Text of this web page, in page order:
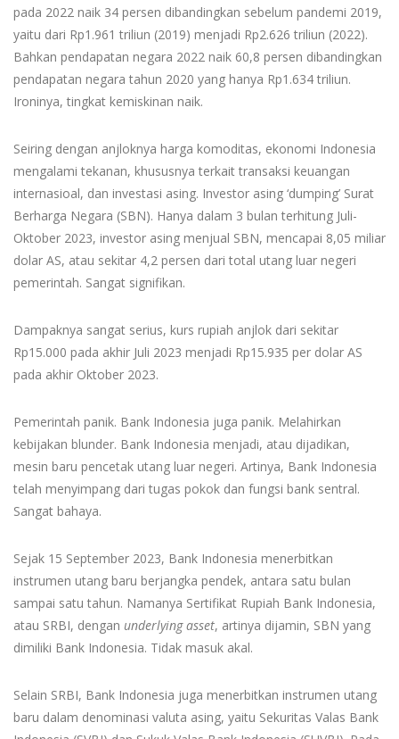
pada 2022 naik 34 persen dibandingkan sebelum pandemi 2019,
yaitu dari Rp1.961 triliun (2019) menjadi Rp2.626 triliun (2022).
Bahkan pendapatan negara 2022 naik 60,8 persen dibandingkan
pendapatan negara tahun 2020 yang hanya Rp1.634 triliun.
Ironinya, tingkat kemiskinan naik.
Seiring dengan anjloknya harga komoditas, ekonomi Indonesia
mengalami tekanan, khususnya terkait transaksi keuangan
internasioal, dan investasi asing. Investor asing ‘dumping’ Surat
Berharga Negara (SBN). Hanya dalam 3 bulan terhitung Juli-
Oktober 2023, investor asing menjual SBN, mencapai 8,05 miliar
dolar AS, atau sekitar 4,2 persen dari total utang luar negeri
pemerintah. Sangat signifikan.
Dampaknya sangat serius, kurs rupiah anjlok dari sekitar
Rp15.000 pada akhir Juli 2023 menjadi Rp15.935 per dolar AS
pada akhir Oktober 2023.
Pemerintah panik. Bank Indonesia juga panik. Melahirkan
kebijakan blunder. Bank Indonesia menjadi, atau dijadikan,
mesin baru pencetak utang luar negeri. Artinya, Bank Indonesia
telah menyimpang dari tugas pokok dan fungsi bank sentral.
Sangat bahaya.
Sejak 15 September 2023, Bank Indonesia menerbitkan
instrumen utang baru berjangka pendek, antara satu bulan
sampai satu tahun. Namanya Sertifikat Rupiah Bank Indonesia,
atau SRBI, dengan underlying asset, artinya dijamin, SBN yang
dimiliki Bank Indonesia. Tidak masuk akal.
Selain SRBI, Bank Indonesia juga menerbitkan instrumen utang
baru dalam denominasi valuta asing, yaitu Sekuritas Valas Bank